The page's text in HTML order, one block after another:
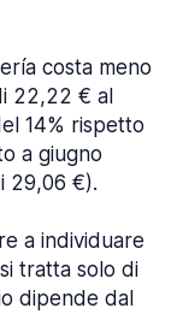
costa meno
22,22 € al
14% rispetto
a giugno
29,06 €).
a individuare
tratta solo di
dipende dal